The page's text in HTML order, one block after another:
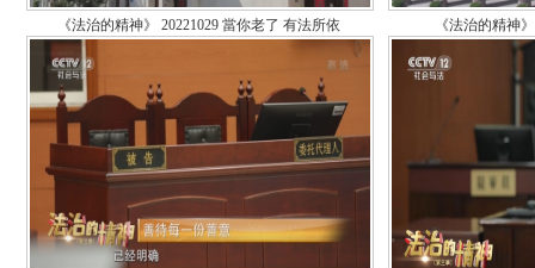
《法治的精神》 20221029 當你老了 有法所依 《法治的精神